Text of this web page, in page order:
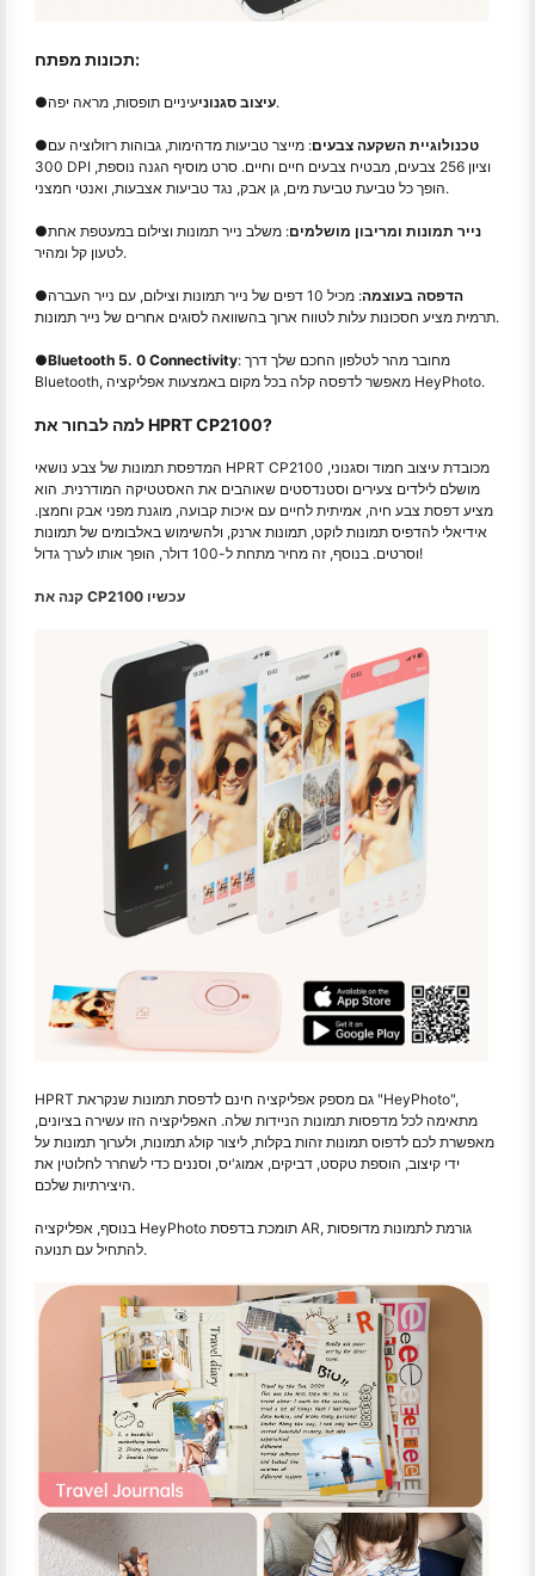
תכונות מפתח:
● עיצוב סגנוניעיניים תופסות, מראה יפה.
● טכנולוגיית השקעה צבעים: מייצר טביעות מדהימות, גבוהות רזולוציה עם
300 DPI וציון 256 צבעים, מבטיח צבעים חיים וחיים. סרט מוסיף הגנה נוספת,
הופך כל טביעת טביעת מים, גן אבק, נגד טביעות אצבעות, ואנטי חמצני.
● נייר תמונות ומריבון מושלמים: משלב נייר תמונות וצילום במעטפת אחת
לטעון קל ומהיר.
● הדפסה בעוצמה
: מכיל 10 דפים של נייר תמונות וצילום, עם נייר העברה
תרמית מציע חסכונות עלות לטווח ארוך בהשוואה לסוגים אחרים של נייר תמונות.
●Bluetooth 5. 0 Connectivity: מחובר מהר לטלפון החכם שלך דרך
Bluetooth, מאפשר לדפסה קלה בכל מקום באמצעות אפליקציה HeyPhoto.
למה לבחור את HPRT CP2100?
המדפסת תמונות של צבע נושאי HPRT CP2100 מכובדת עיצוב חמוד וסגנוני,
מושלם לילדים צעירים וסטנדסטים שאוהבים את האסטטיקה המודרנית. הוא
מציע דפסת צבע חיה, אמיתית לחיים עם איכות קבועה, מוגנת מפני אבק וחמצן.
אידיאלי להדפיס תמונות לוקט, תמונות ארנק, ולהשימוש באלבומים של תמונות
וסרטים. בנוסף, זה מחיר מתחת ל-100 דולר, הופך אותו לערך גדול!
קנה את CP2100 עכשיו
HPRT גם מספק אפליקציה חינם לדפסת תמונות שנקראת "HeyPhoto",
מתאימה לכל מדפסות תמונות הניידות שלה. האפליקציה הזו עשירה בציונים,
מאפשרת לכם לדפוס תמונות זהות בקלות, ליצור קולג תמונות, ולערוך תמונות על
ידי קיצוב, הוספת טקסט, דביקים, אמוג'יס, וסננים כדי לשחרר לחלוטין את
היצירתיות שלכם.
בנוסף, אפליקציה HeyPhoto תומכת בדפסת AR, גורמת לתמונות מדופסות
להתחיל עם תנועה.